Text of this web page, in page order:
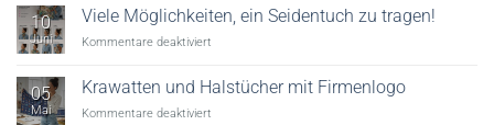
Textildruck:
Reaktivdruck,
Veredelung
10
Juni
Viele Möglichkeiten, ein Seidentuch zu tragen!
Kommentare deaktiviert
Möglichkeiten,
ein
05
Mai
Krawatten und Halstücher mit Firmenlogo
Kommentare deaktiviert